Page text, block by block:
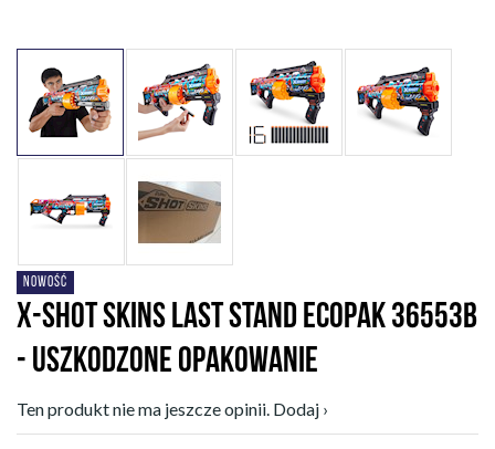
NOWOŚĆ
X-SHOT SKINS LAST STAND ECOPAK 36553B
- USZKODZONE OPAKOWANIE
Ten produkt nie ma jeszcze opinii. Dodaj ›